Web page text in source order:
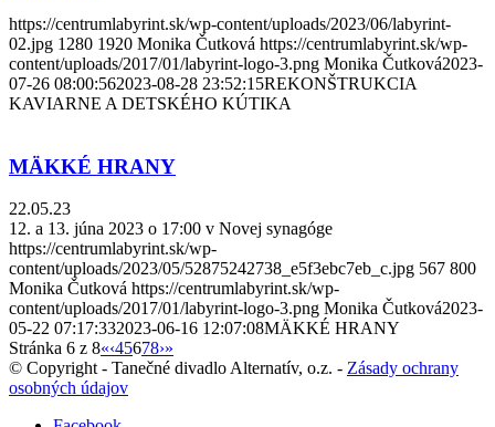
https://centrumlabyrint.sk/wp-content/uploads/2023/06/labyrint-
02.jpg 1280 1920 Monika Čutková https://centrumlabyrint.sk/wp-
content/uploads/2017/01/labyrint-logo-3.png Monika Čutková2023-
07-26 08:00:562023-08-28 23:52:15REKONŠTRUKCIA
KAVIARNE A DETSKÉHO KÚTIKA
MÄKKÉ HRANY
22.05.23
12. a 13. júna 2023 o 17:00 v Novej synagóge
https://centrumlabyrint.sk/wp-
content/uploads/2023/05/52875242738_e5f3ebc7eb_c.jpg 567 800
Monika Čutková https://centrumlabyrint.sk/wp-
content/uploads/2017/01/labyrint-logo-3.png Monika Čutková2023-
05-22 07:17:332023-06-16 12:07:08MÄKKÉ HRANY
Stránka 6 z 8«‹45678›»
© Copyright - Tanečné divadlo Alternatív, o.z. - Zásady ochrany
osobných údajov